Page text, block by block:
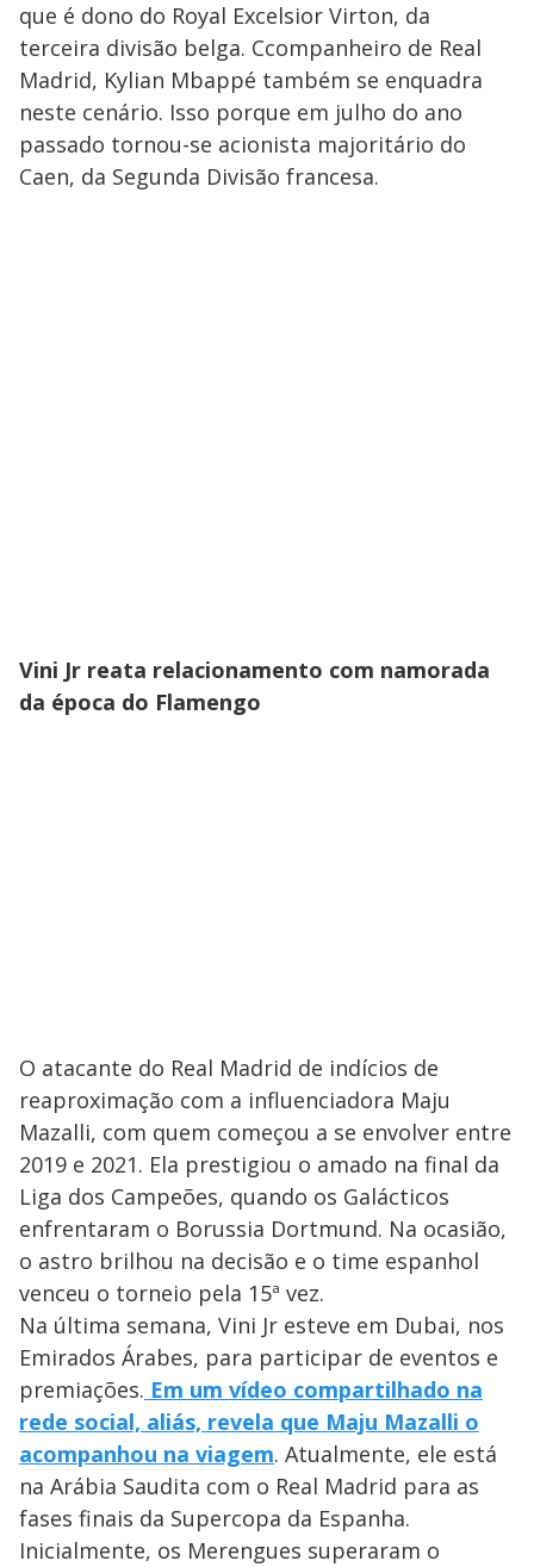
que é dono do Royal Excelsior Virton, da
terceira divisão belga. Ccompanheiro de Real
Madrid, Kylian Mbappé também se enquadra
neste cenário. Isso porque em julho do ano
passado tornou-se acionista majoritário do
Caen, da Segunda Divisão francesa.
Vini Jr reata relacionamento com namorada
da época do Flamengo
O atacante do Real Madrid de indícios de
reaproximação com a influenciadora Maju
Mazalli, com quem começou a se envolver entre
2019 e 2021. Ela prestigiou o amado na final da
Liga dos Campeões, quando os Galácticos
enfrentaram o Borussia Dortmund. Na ocasião,
o astro brilhou na decisão e o time espanhol
venceu o torneio pela 15ª vez.
Na última semana, Vini Jr esteve em Dubai, nos
Emirados Árabes, para participar de eventos e
premiações. Em um vídeo compartilhado na
rede social, aliás, revela que Maju Mazalli o
acompanhou na viagem. Atualmente, ele está
na Arábia Saudita com o Real Madrid para as
fases finais da Supercopa da Espanha.
Inicialmente, os Merengues superaram o